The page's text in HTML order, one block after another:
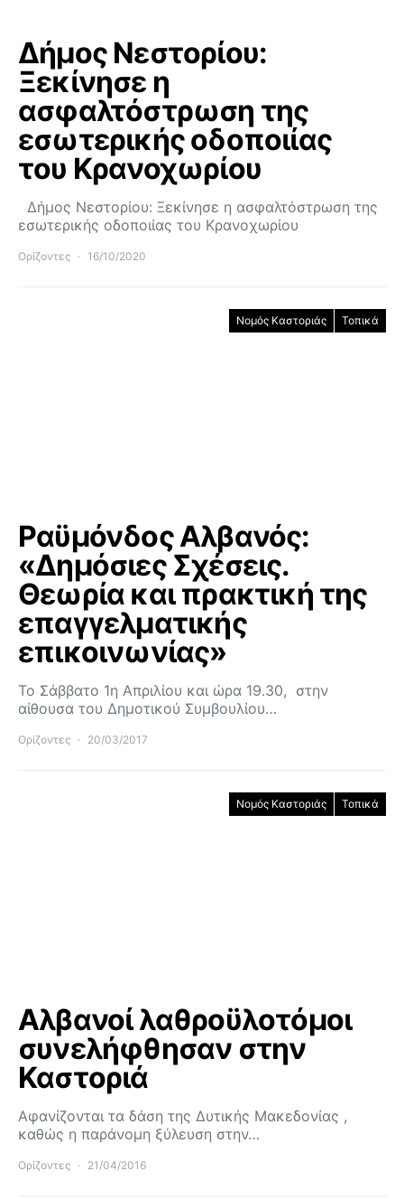
Δήμος Νεστορίου:
Ξεκίνησε η
ασφαλτόστρωση της
εσωτερικής οδοποιίας
του Κρανοχωρίου
Δήμος Νεστορίου: Ξεκίνησε η ασφαλτόστρωση της
εσωτερικής οδοποιίας του Κρανοχωρίου
Ορίζοντες 16/10/2020
Νομός Καστοριάς Τοπικά
Ραϋμόνδος Αλβανός:
«Δημόσιες Σχέσεις.
Θεωρία και πρακτική της
επαγγελματικής
επικοινωνίας»
Το Σάββατο 1η Απριλίου και ώρα 19.30, στην
αίθουσα του Δημοτικού Συμβουλίου…
Ορίζοντες 20/03/2017
Νομός Καστοριάς Τοπικά
Αλβανοί λαθροϋλοτόμοι
συνελήφθησαν στην
Καστοριά
Αφανίζονται τα δάση της Δυτικής Μακεδονίας ,
καθώς η παράνομη ξύλευση στην…
Ορίζοντες 21/04/2016